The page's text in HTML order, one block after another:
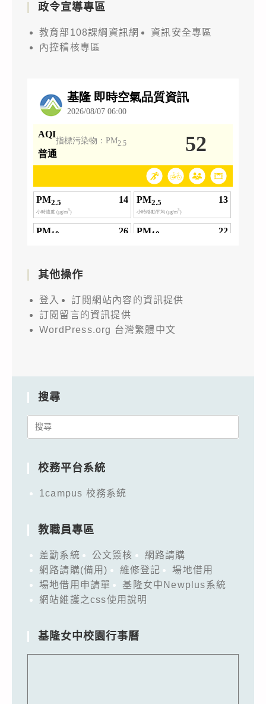
政令宣導專區
教育部108課綱資訊網
資訊安全專區
內控稽核專區
其他操作
登入
訂閱網站內容的資訊提供
訂閱留言的資訊提供
WordPress.org 台灣繁體中文
搜尋
Search
校務平台系統
1campus 校務系統
教職員專區
差勤系統 公文簽核
網路請購
網路請購(備用)
維修登記
場地借用
場地借用申請單
基隆女中Newplus系統
網站維護之css使用說明
基隆女中校園行事曆